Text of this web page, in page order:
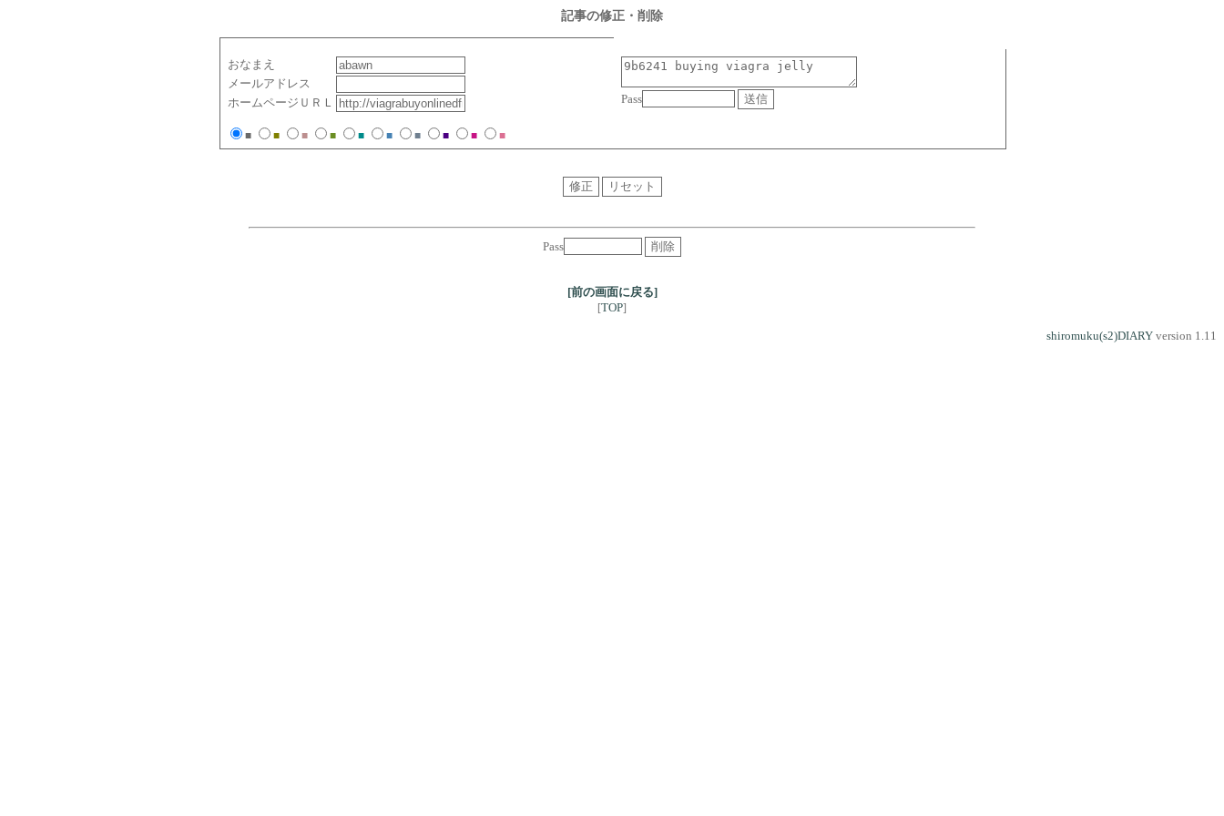
記事の修正・削除
おなまえ
メールアドレス
ホームページＵＲＬ
Pass
■ ■ ■ ■ ■ ■ ■ ■ ■ ■
Pass
[前の画面に戻る]
[TOP]
shiromuku(s2)DIARY version 1.11